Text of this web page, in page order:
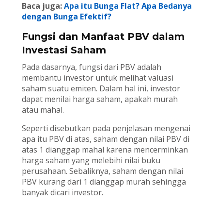
Baca juga:Apa itu Bunga Flat? Apa Bedanya
dengan Bunga Efektif?
Fungsi dan Manfaat PBV dalam
Investasi Saham
Pada dasarnya, fungsi dari PBV adalah
membantu investor untuk melihat valuasi
saham suatu emiten. Dalam hal ini, investor
dapat menilai harga saham, apakah murah
atau mahal.
Seperti disebutkan pada penjelasan mengenai
apa itu PBV di atas, saham dengan nilai PBV di
atas 1 dianggap mahal karena mencerminkan
harga saham yang melebihi nilai buku
perusahaan. Sebaliknya, saham dengan nilai
PBV kurang dari 1 dianggap murah sehingga
banyak dicari investor.